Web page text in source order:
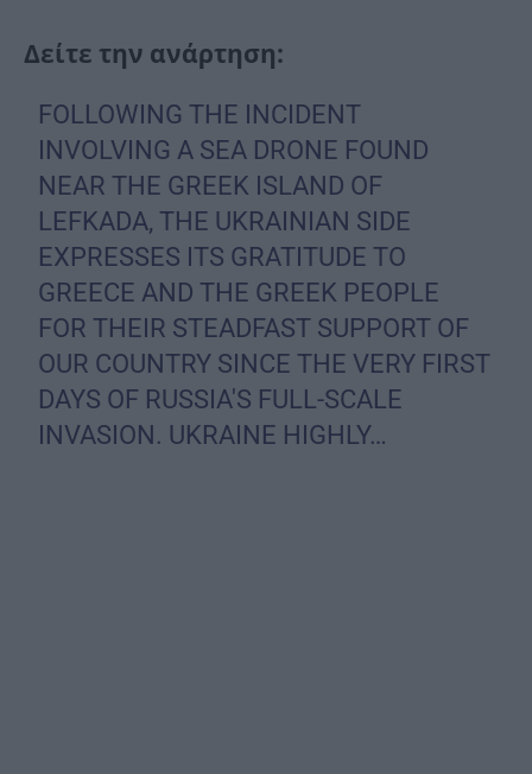
Δείτε την ανάρτηση:
FOLLOWING THE INCIDENT
INVOLVING A SEA DRONE FOUND
NEAR THE GREEK ISLAND OF
LEFKADA, THE UKRAINIAN SIDE
EXPRESSES ITS GRATITUDE TO
GREECE AND THE GREEK PEOPLE
FOR THEIR STEADFAST SUPPORT OF
OUR COUNTRY SINCE THE VERY FIRST
DAYS OF RUSSIA'S FULL-SCALE
INVASION. UKRAINE HIGHLY…